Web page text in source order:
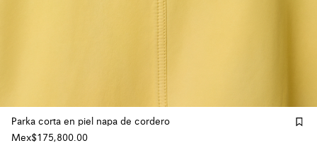
Parka corta en piel napa de cordero
Mex$175,800.00